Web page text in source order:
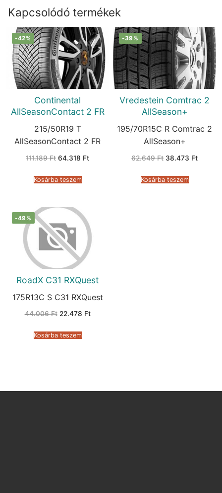
Kapcsolódó termékek
-42%
Continental
AllSeasonContact 2 FR
215/50R19 T
AllSeasonContact 2 FR
111.189Ft Original
111.189 Ft.
64.318 FtCurrent
Kosárba teszem
-39%
Vredestein Comtrac 2
AllSeason+
195/70R15C R Comtrac 2
AllSeason+
62.649Ft Original
62.649 Ft.
38.473 FtCurrent
Kosárba teszem
-49%
RoadX C31 RXQuest
175R13C S C31 RXQuest
44.006Ft Original
44.006 Ft.
22.478 FtCurrent
Kosárba teszem